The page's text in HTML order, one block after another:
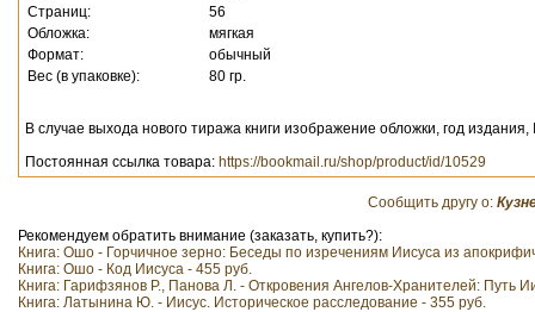
Страниц:
56
Обложка:
мягкая
Формат:
обычный
Вес (в упаковке):
80 гр.
В случае выхода нового тиража книги изображение обложки, год
Постоянная ссылка товара: https://bookmail.ru/shop/product/id/10529
Сообщить другу о:
Рекомендуем обратить внимание (заказать, купить?):
Книга: Ошо - Горчичное зерно: Беседы по изречениям Иисуса из
Книга: Ошо - Код Иисуса - 455 руб.
Книга: Гарифзянов Р., Панова Л. - Откровения Ангелов-Хранителей: Путь
Книга: Латынина Ю. - Иисус. Историческое расследование - 355 руб.